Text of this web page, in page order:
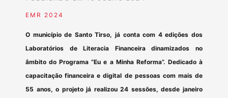
EMR 2024
O município de Santo Tirso, já conta com 4 edições dos
Laboratórios de Literacia Financeira dinamizados no
âmbito do Programa “Eu e a Minha Reforma”. Dedicado à
capacitação financeira e digital de pessoas com mais de
55 anos, o projeto já realizou 24 sessões, desde janeiro